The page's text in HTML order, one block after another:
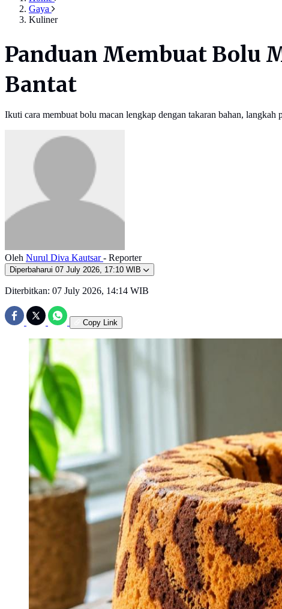
Gaya
Kuliner
Panduan Membuat Bolu
Bantat
Ikuti cara membuat bolu macan lengkap dengan takaran bahan,
Oleh Nurul Diva Kautsar- Reporter
Diperbaharui 07 July 2026, 17:10 WIB
Diterbitkan: 07 July 2026, 14:14 WIB
Copy Link